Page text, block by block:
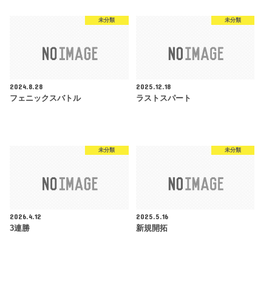
未分類
2024.8.28
フェニックスバトル
未分類
2025.12.18
ラストスパート
未分類
2026.4.12
3連勝
未分類
2025.5.16
新規開拓